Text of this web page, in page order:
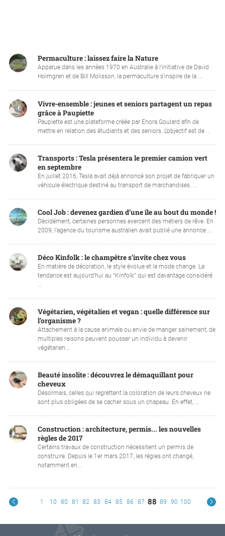
Permaculture : laissez faire la Nature
Apparue dans les années 1970 en Australie à l’initiative de David
Holmgren et de Bill Molisson, la permaculture s’inspire de la ...
Vivre-ensemble : jeunes et seniors partagent un repas
grâce à Paupiette
Paupiette est une plateforme créée par Enora Goulard afin de
mettre en relation des étudiants et des seniors. L’objectif est de ...
Transports : Tesla présentera le premier camion vert
en septembre
En juillet 2016, Tesla avait déjà annoncé son projet de fabriquer un
véhicule électrique destiné au transport de marchandises. ...
Cool Job : devenez gardien d’une île au bout du monde !
Décidément, certaines personnes exercent des métiers de rêve. En
2009, l’agence du tourisme australien avait publié une annonce ...
Déco Kinfolk : le champêtre s’invite chez vous
En matière de décoration, le style évolue et la mode change. La
tendance est aujourd’hui au “Kinfolk” qui est davantage considéré
...
Végétarien, végétalien et vegan : quelle différence sur
l’organisme ?
Attachement à la cause animale ou envie de manger sainement, de
multiples raisons peuvent pousser un individu à devenir
végétarien...
Beauté insolite : découvrez le démaquillant pour
cheveux
Désormais, celles qui regrettent la coloration de leurs cheveux ne
sont plus obligées de se cacher sous un chapeau. En effet, ...
Construction : architecture, permis... les nouvelles
règles de 2017
Certains travaux de construction nécessitent un permis de
construire. Depuis le 1er mars 2017, les règles ont changé,
notamment en...
1 10 80 81 82 83 84 85 86 87 88 89 90 100